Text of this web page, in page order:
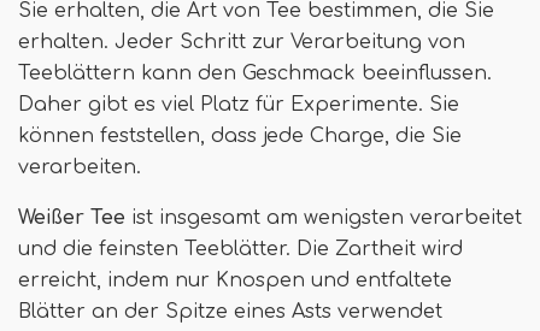
Sie erhalten, die Art von Tee bestimmen, die Sie
erhalten. Jeder Schritt zur Verarbeitung von
Teeblättern kann den Geschmack beeinflussen.
Daher gibt es viel Platz für Experimente. Sie
können feststellen, dass jede Charge, die Sie
verarbeiten.
Weißer Tee ist insgesamt am wenigsten verarbeitet
und die feinsten Teeblätter. Die Zartheit wird
erreicht, indem nur Knospen und entfaltete
Blätter an der Spitze eines Asts verwendet